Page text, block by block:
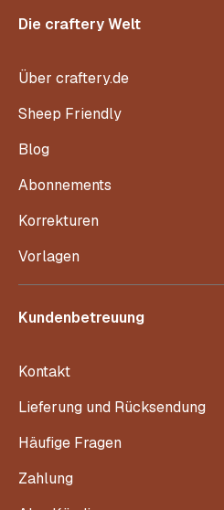
Die craftery Welt
Über craftery.de
Sheep Friendly
Blog
Abonnements
Korrekturen
Vorlagen
Kundenbetreuung
Kontakt
Lieferung und Rücksendung
Häufige Fragen
Zahlung